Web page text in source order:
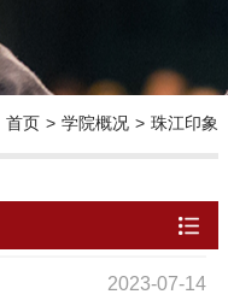
首页 > 学院概况 > 珠江印象
2023-07-14